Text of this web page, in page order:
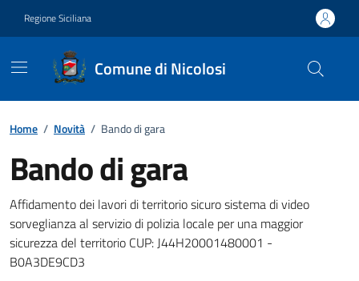
Regione Siciliana
Comune di Nicolosi
Home / Novità / Bando di gara
Bando di gara
Dettagli della notizia
Affidamento dei lavori di territorio sicuro sistema di video
sorveglianza al servizio di polizia locale per una maggior
sicurezza del territorio CUP: J44H20001480001 -
B0A3DE9CD3